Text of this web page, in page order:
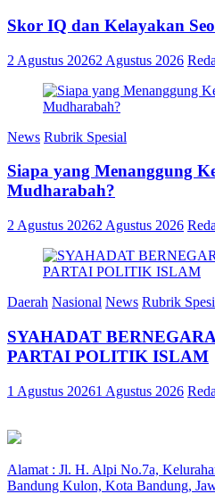
Skor IQ dan Kelayakan
2 Agustus 20262 Agustus 2026
News Rubrik Spesial
Siapa yang Menanggung
Mudharabah?
2 Agustus 20262 Agustus 2026
Daerah Nasional News Rubrik
SYAHADAT
PARTAI POLITIK ISLAM
1 Agustus 20261 Agustus 2026
Alamat : Jl. H. Alpi No.7a,
Bandung Kulon, Kota Bandung,